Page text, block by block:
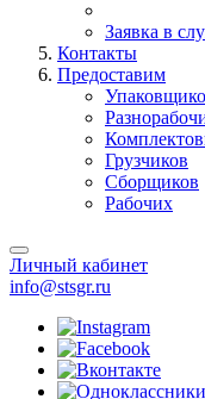
Заявка в
Контакты
Предоставим
Грузчиков
Сборщиков
Рабочих
Личный кабинет
info@stsgr.ru